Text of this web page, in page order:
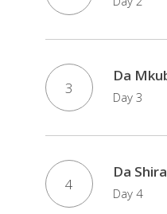
3
Da
Day 3
4
Da
Day 4